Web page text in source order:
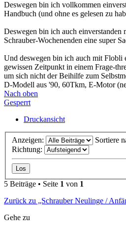
Deswegen bin ich vollkommen
Handbuch (und ohne es gelesen zu
Deswegen bin ich auch einverstanden
Schrauber-Wochenenden eine super
Und deswegen bin ich auch mit Flobli
gewissen Zeitpunkt in einem Frage-
um sich nicht der Beihilfe zum
D-Modell aus '90, 60Tkm, E-Motor
Nach oben
Gesperrt
Druckansicht
Anzeigen:
Sortiere
Richtung:
5 Beiträge • Seite 1 von 1
Zurück zu „Schrauber Neulinge /
Gehe zu